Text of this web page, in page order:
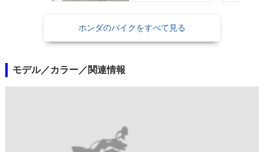
ホンダのバイクをすべて見る
モデル／カラー／関連情報